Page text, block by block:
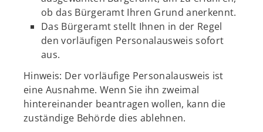
ob das Bürgeramt Ihren Grund anerkennt.
Das Bürgeramt stellt Ihnen in der Regel
den vorläufigen Personalausweis sofort
aus.
Hinweis: Der vorläufige Personalausweis ist
eine Ausnahme. Wenn Sie ihn zweimal
hintereinander beantragen wollen, kann die
zuständige Behörde dies ablehnen.